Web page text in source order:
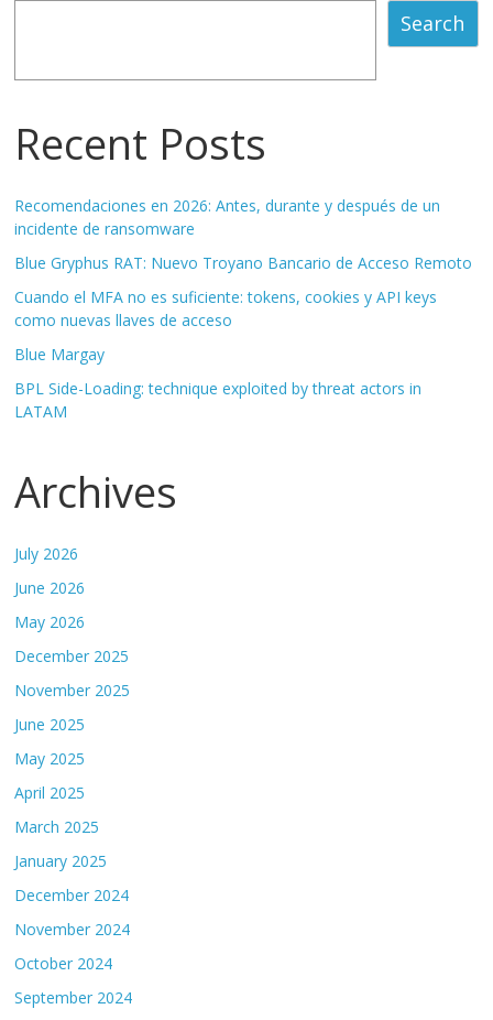
Search
Recent Posts
Recomendaciones en 2026: Antes, durante y después de un
incidente de ransomware
Blue Gryphus RAT: Nuevo Troyano Bancario de Acceso Remoto
Cuando el MFA no es suficiente: tokens, cookies y API keys
como nuevas llaves de acceso
Blue Margay
BPL Side-Loading: technique exploited by threat actors in
LATAM
Archives
July 2026
June 2026
May 2026
December 2025
November 2025
June 2025
May 2025
April 2025
March 2025
January 2025
December 2024
November 2024
October 2024
September 2024